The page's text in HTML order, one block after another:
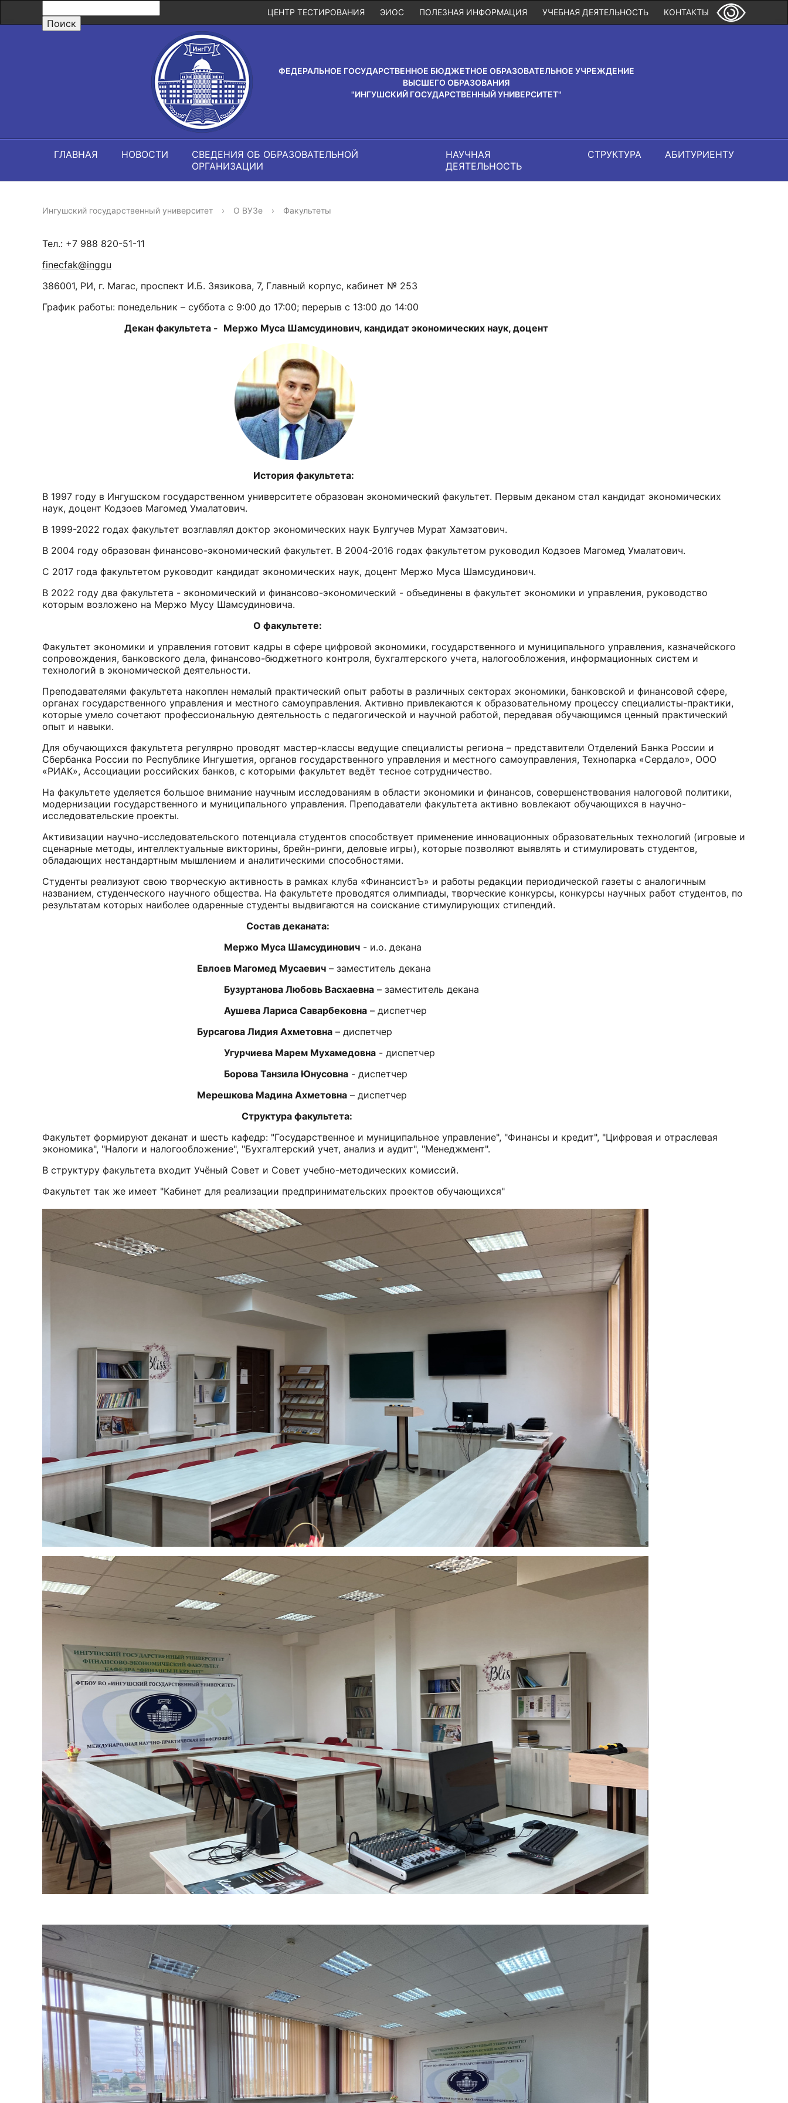
КОНТАКТЫ
УЧЕБНАЯ ДЕЯТЕЛЬНОСТЬ
ПОЛЕЗНАЯ ИНФОРМАЦИЯ
ЭИОС
ЦЕНТР ТЕСТИРОВАНИЯ
ФЕДЕРАЛЬНОЕ ГОСУДАРСТВЕННОЕ БЮДЖЕТНОЕ ОБРАЗОВАТЕЛЬНОЕ УЧРЕЖДЕНИЕ
ВЫСШЕГО ОБРАЗОВАНИЯ
"ИНГУШСКИЙ ГОСУДАРСТВЕННЫЙ УНИВЕРСИТЕТ"
ГЛАВНАЯ НОВОСТИ
СВЕДЕНИЯ ОБ ОБРАЗОВАТЕЛЬНОЙ
ОРГАНИЗАЦИИ
НАУЧНАЯ
ДЕЯТЕЛЬНОСТЬ
СТРУКТУРА АБИТУРИЕНТУ
Ингушский государственный университет › О ВУЗе › Факультеты
Тел.: +7 988 820-51-11
finecfak@inggu
386001, РИ, г. Магас, проспект И.Б. Зязикова, 7, Главный корпус, кабинет № 253
График работы: понедельник – суббота с 9:00 до 17:00; перерыв с 13:00 до 14:00
Декан факультета - Мержо Муса Шамсудинович, кандидат экономических наук, доцент
История факультета:
В 1997 году в Ингушском государственном университете образован экономический факультет. Первым деканом стал кандидат экономических
наук, доцент Кодзоев Магомед Умалатович.
В 1999-2022 годах факультет возглавлял доктор экономических наук Булгучев Мурат Хамзатович.
В 2004 году образован финансово-экономический факультет. В 2004-2016 годах факультетом руководил Кодзоев Магомед Умалатович.
С 2017 года факультетом руководит кандидат экономических наук, доцент Мержо Муса Шамсудинович.
В 2022 году два факультета - экономический и финансово-экономический - объединены в факультет экономики и управления, руководство
которым возложено на Мержо Мусу Шамсудиновича.
О факультете:
Факультет экономики и управления готовит кадры в сфере цифровой экономики, государственного и муниципального управления, казначейского
сопровождения, банковского дела, финансово-бюджетного контроля, бухгалтерского учета, налогообложения, информационных систем и
технологий в экономической деятельности.
Преподавателями факультета накоплен немалый практический опыт работы в различных секторах экономики, банковской и финансовой сфере,
органах государственного управления и местного самоуправления. Активно привлекаются к образовательному процессу специалисты-практики,
которые умело сочетают профессиональную деятельность с педагогической и научной работой, передавая обучающимся ценный практический
опыт и навыки.
Для обучающихся факультета регулярно проводят мастер-классы ведущие специалисты региона – представители Отделений Банка России и
Сбербанка России по Республике Ингушетия, органов государственного управления и местного самоуправления, Технопарка «Сердало», ООО
«РИАК», Ассоциации российских банков, с которыми факультет ведёт тесное сотрудничество.
На факультете уделяется большое внимание научным исследованиям в области экономики и финансов, совершенствования налоговой политики,
модернизации государственного и муниципального управления. Преподаватели факультета активно вовлекают обучающихся в научно-
исследовательские проекты.
Активизации научно-исследовательского потенциала студентов способствует применение инновационных образовательных технологий (игровые и
сценарные методы, интеллектуальные викторины, брейн-ринги, деловые игры), которые позволяют выявлять и стимулировать студентов,
обладающих нестандартным мышлением и аналитическими способностями.
Студенты реализуют свою творческую активность в рамках клуба «ФинансистЪ» и работы редакции периодической газеты с аналогичным
названием, студенческого научного общества. На факультете проводятся олимпиады, творческие конкурсы, конкурсы научных работ студентов, по
результатам которых наиболее одаренные студенты выдвигаются на соискание стимулирующих стипендий.
Состав деканата:
Мержо Муса Шамсудинович - и.о. декана
Евлоев Магомед Мусаевич – заместитель декана
Бузуртанова Любовь Васхаевна – заместитель декана
Аушева Лариса Саварбековна – диспетчер
Бурсагова Лидия Ахметовна – диспетчер
Угурчиева Марем Мухамедовна - диспетчер
Борова Танзила Юнусовна - диспетчер
Мерешкова Мадина Ахметовна – диспетчер
Структура факультета:
Факультет формируют деканат и шесть кафедр: "Государственное и муниципальное управление", "Финансы и кредит", "Цифровая и отраслевая
экономика", "Налоги и налогообложение", "Бухгалтерский учет, анализ и аудит", "Менеджмент".
В структуру факультета входит Учёный Совет и Совет учебно-методических комиссий.
Факультет так же имеет "Кабинет для реализации предпринимательских проектов обучающихся"